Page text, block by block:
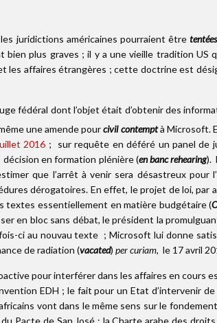
juridictions américaines pourraient être
plus graves ; il y a une vieille tradition US
les affaires étrangères ; cette doctrine est
fédéral dont l’objet était d’obtenir des
une amende pourcivil contemptà Microsoft.
2016 ; sur requête en déféré un panel de
décision en formation plénière (en banc rehearing).
que l’arrêt à venir sera désastreux pour
dérogatoires. En effet, le projet de loi, par
essentiellement en matière budgétaire (
en bloc sans débat, le président la
ci au nouvau texte ; Microsoft lui donne
de radiation (vacated)per curiam, le 17 avril
pour interférer dans les affaires en cours
EDH ; le fait pour un Etat d’intervenir
vont dans le même sens sur le
Pacte de San José ; la Charte arabe des